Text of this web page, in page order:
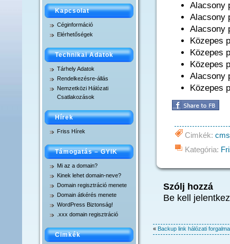
.xxx domain
Kapcsolat
Céginformáció
Elérhetőségek
Technikai Adatok
Tárhely Adatok
Rendelkezésre-állás
Nemzetközi Hálózati
Csatlakozások
Hírek
Friss Hírek
Támogatás – GYIK
Mi az a domain?
Kinek lehet domain-neve?
Domain regisztráció menete
Domain átkérés menete
WordPress Biztonság!
.xxx domain regisztráció
Cimkék
Alacsony
Alacsony
Alacsony
Közepes
Közepes
Közepes
Alacsony
Közepes
Cimkék: cms
Kategória:
Szólj hozzá
Be kell
« Backup link hálózati forgalma